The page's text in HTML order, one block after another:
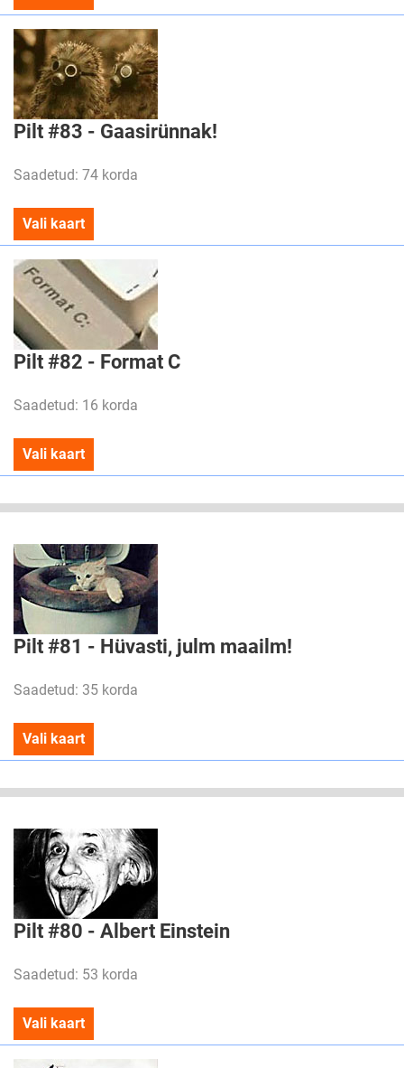
Pilt #83 - Gaasirünnak!
Saadetud: 74 korda
Vali kaart
Pilt #82 - Format C
Saadetud: 16 korda
Vali kaart
Pilt #81 - Hüvasti, julm maailm!
Saadetud: 35 korda
Vali kaart
Pilt #80 - Albert Einstein
Saadetud: 53 korda
Vali kaart